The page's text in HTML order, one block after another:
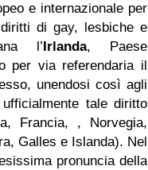
e internazionale per
di gay, lesbiche e
l’Irlanda, Paese
per via referendaria il
unendosi così agli
tale diritto
Francia, , Norvegia,
Galles e Islanda). Nel
pronuncia della